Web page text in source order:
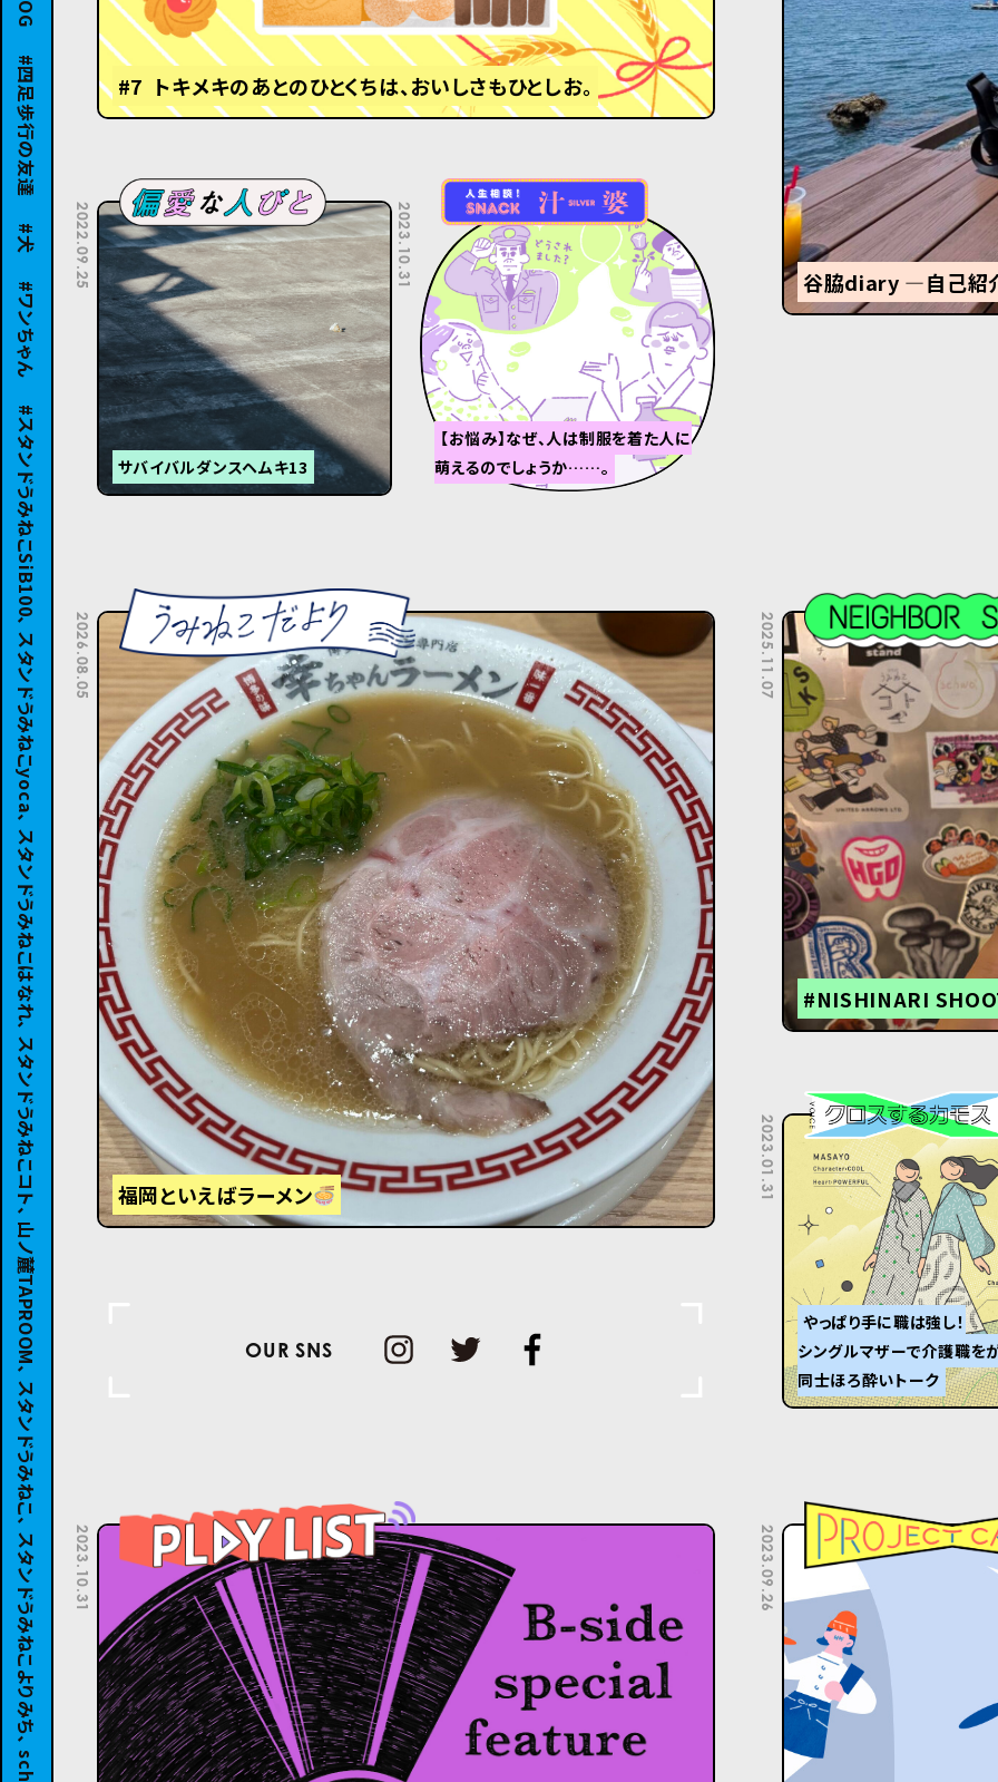
四足歩行の友達
犬
ワンちゃん
スタンドうみねこSiB100、 スタンドうみねこyoca、 スタンドうみねこはなれ、 スタンドうみねこコト、 山ノ麓TAPROOM、 スタンドうみねこ、 スタンドうみねこよりみち、 schwa2、
#7 トキメキのあとのひとくちは、おいしさもひとしお。
2022.09.25
サバイバルダンスヘムキ13
2023.10.31
【お悩み】なぜ、人は制服を着た人に
萌えるのでしょうか……。
谷脇diary ―自己
2026.08.05
福岡といえばラーメン
2025.11.07
#NISHINARI
2023.01.31
やっぱり手に職は強し！
シングルマザーで介護職を
同士ほろ酔いトーク
OUR SNS
2023.10.31 2023.09.26